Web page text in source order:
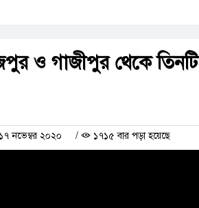
ও গাজীপুর থেকে তিনটি
নভেম্বর ২০২০ / ১৭১৫ বার পড়া হয়েছে